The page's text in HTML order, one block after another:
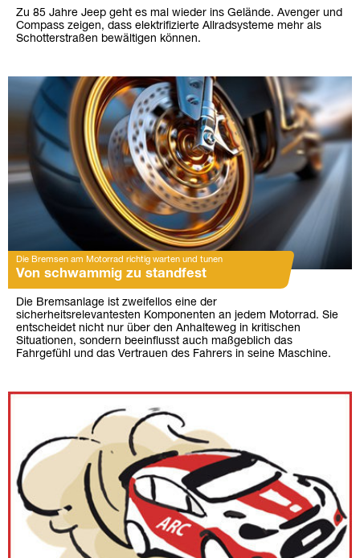
Zu 85 Jahre Jeep geht es mal wieder ins Gelände. Avenger und
Compass zeigen, dass elektrifizierte Allradsysteme mehr als
Schotterstraßen bewältigen können.
Die Bremsen am Motorrad richtig warten und tunen
Von schwammig zu standfest
Die Bremsanlage ist zweifellos eine der
sicherheitsrelevantesten Komponenten an jedem Motorrad. Sie
entscheidet nicht nur über den Anhalteweg in kritischen
Situationen, sondern beeinflusst auch maßgeblich das
Fahrgefühl und das Vertrauen des Fahrers in seine Maschine.